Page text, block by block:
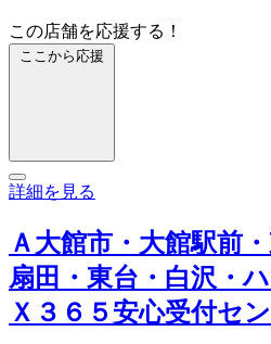
この店舗を応援する！
ここから応援
詳細を見る
Ａ大館市・大館駅前
扇田・東台・白沢・
Ｘ３６５安心受付セ